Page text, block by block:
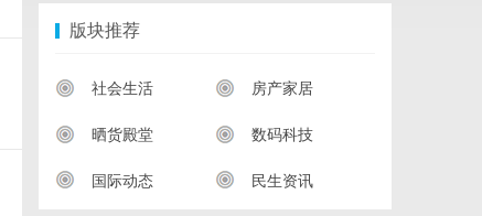
版块推荐
社会生活 房产家居
晒货殿堂 数码科技
国际动态 民生资讯